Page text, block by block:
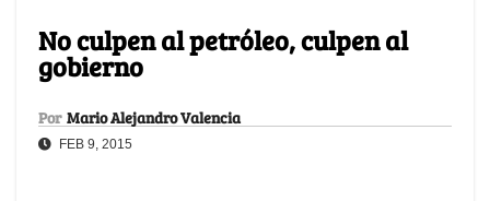
No culpen al petróleo, culpen al
gobierno
Por Mario Alejandro Valencia
FEB 9, 2015